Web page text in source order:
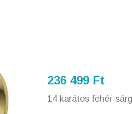
236 499 Ft
14 karátos fehér-